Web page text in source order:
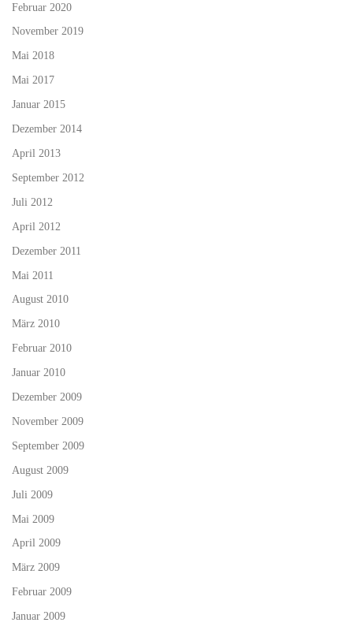
Februar 2020
November 2019
Mai 2018
Mai 2017
Januar 2015
Dezember 2014
April 2013
September 2012
Juli 2012
April 2012
Dezember 2011
Mai 2011
August 2010
März 2010
Februar 2010
Januar 2010
Dezember 2009
November 2009
September 2009
August 2009
Juli 2009
Mai 2009
April 2009
März 2009
Februar 2009
Januar 2009